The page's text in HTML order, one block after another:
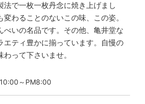
法で一枚一枚丹念に焼き上げまし
わることのないこの味、この姿。
べいの名品です。その他、亀井堂な
エティ豊かに揃っています。自慢の
って下さいませ。
～PM8:00